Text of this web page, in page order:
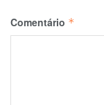
Comentário *